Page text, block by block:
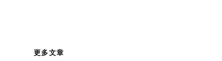
更多文章